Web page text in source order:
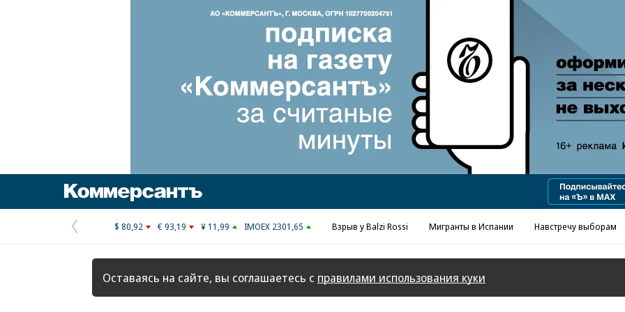
Предыдущая
страница
$ 80,92 € 93,19 ¥ 11,99 IMOEX 2301,65 Взрыв у Balzi Rossi Мигранты в Испании Навстречу выборам
Оставаясь на сайте, вы соглашаетесь с правилами использования куки